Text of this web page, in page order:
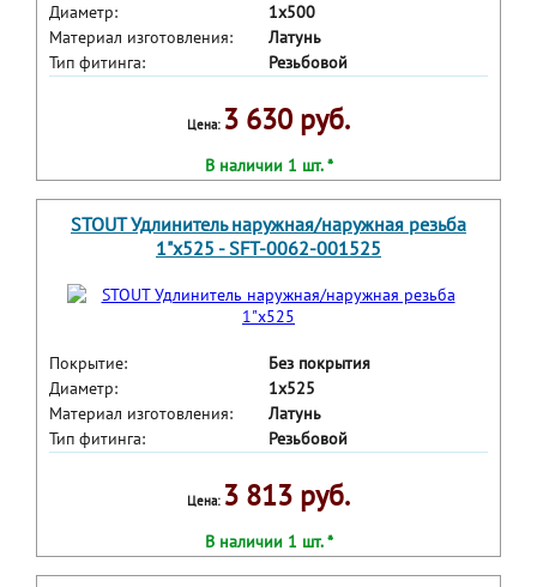
Диаметр:
1x500
Материал изготовления:
Латунь
Тип фитинга:
Резьбовой
Цена: 3 630 руб.
В наличии 1 шт. *
STOUT Удлинитель наружная/наружная резьба
1"x525 - SFT-0062-001525
Покрытие:
Без покрытия
Диаметр:
1x525
Материал изготовления:
Латунь
Тип фитинга:
Резьбовой
Цена: 3 813 руб.
В наличии 1 шт. *